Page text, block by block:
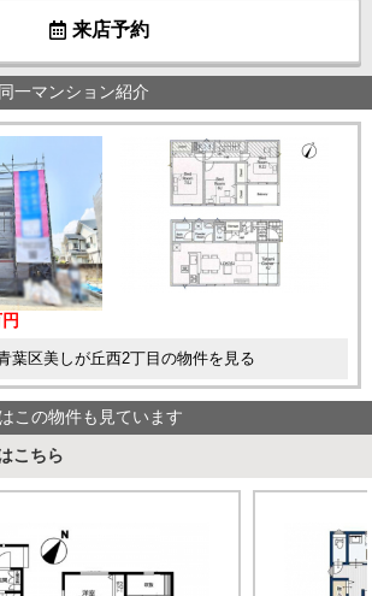
来店予約
一マンション紹介
葉区美しが丘西2丁目の物件を見る
この物件も見ています
こちら